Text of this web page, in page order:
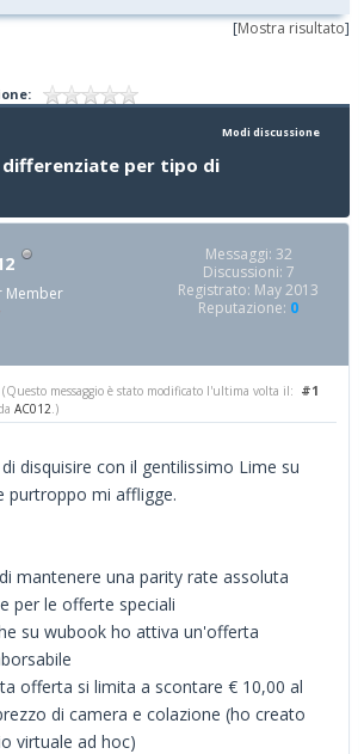
[Mostra risultato]
Modi discussione
per tipo di
Member
Messaggi: 32
Discussioni: 7
Registrato: May 2013
Reputazione: 0
#1
(Questo messaggio è stato modificato l'ultima volta il:
AC012 .)
disquisire con il gentilissimo Lime su
purtroppo mi affligge.
mantenere una parity rate assoluta
per le offerte speciali
su wubook ho attiva un'offerta
offerta si limita a scontare € 10,00 al
di camera e colazione (ho creato
virtuale ad hoc)